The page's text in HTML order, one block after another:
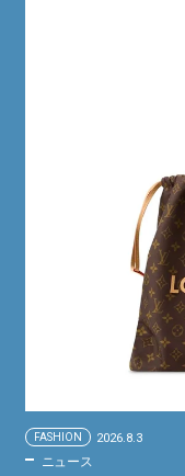
FASHION 2026.8.3
ニュース